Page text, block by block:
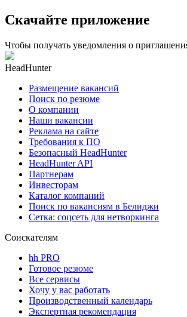
Скачайте приложение
Чтобы получать уведомления о
HeadHunter
Размещение вакансий
Поиск по резюме
О компании
Наши вакансии
Реклама на сайте
Требования к ПО
Безопасный HeadHunter
HeadHunter API
Партнерам
Инвесторам
Каталог компаний
Поиск по вакансиям в Белиджи
Сетка: соцсеть для нетворкинга
Соискателям
hh PRO
Готовое резюме
Все сервисы
Хочу у вас работать
Производственный календарь
Экспертная рекомендация